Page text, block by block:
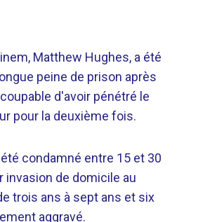
Matthew Hughes, a été
peine de prison après
d'avoir pénétré le
pour la deuxième fois.
condamné entre 15 et 30
invasion de domicile au
trois ans à sept ans et six
aggravé.